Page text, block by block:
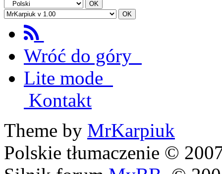
Wróć do góry
Lite mode
Kontakt
Theme by MrKarpiuk
Polskie tłumaczenie ©